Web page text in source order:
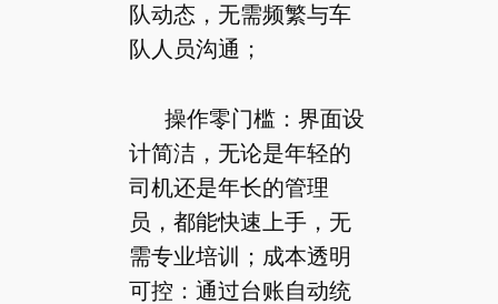
队动态，无需频繁与车
队人员沟通；
操作零门槛：界面设
计简洁，无论是年轻的
司机还是年长的管理
员，都能快速上手，无
需专业培训；成本透明
可控：通过台账自动统